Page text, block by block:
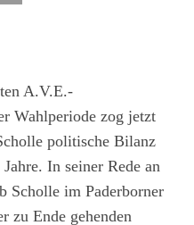
A.V.E.-
Wahlperiode zog jetzt
politische Bilanz
In seiner Rede an
Scholle im Paderborner
zu Ende gehenden